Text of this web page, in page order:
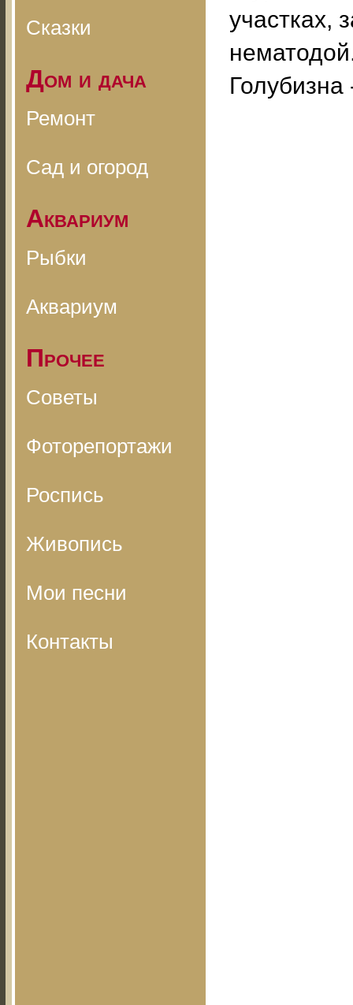
Сказки
Дом и дача
Ремонт
Сад и огород
Аквариум
Рыбки
Аквариум
Прочее
Советы
Фоторепортажи
Роспись
Живопись
Мои песни
Контакты
участках,